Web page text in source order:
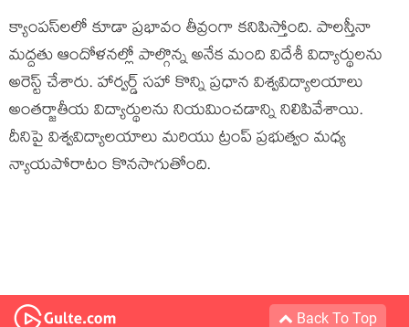
క్యాంపస్‌లలో కూడా ప్రభావం తీవ్రంగా కనిపిస్తోంది. పాలస్తీనా
మద్దతు ఆందోళనల్లో పాల్గొన్న అనేక మంది విదేశీ విద్యార్థులను
అరెస్ట్ చేశారు. హార్వర్డ్‌ సహా కొన్ని ప్రధాన విశ్వవిద్యాలయాలు
అంతర్జాతీయ విద్యార్థులను నియమించడాన్ని నిలిపివేశాయి.
దీనిపై విశ్వవిద్యాలయాలు మరియు ట్రంప్‌ ప్రభుత్వం మధ్య
న్యాయపోరాటం కొనసాగుతోంది.
Back To Top